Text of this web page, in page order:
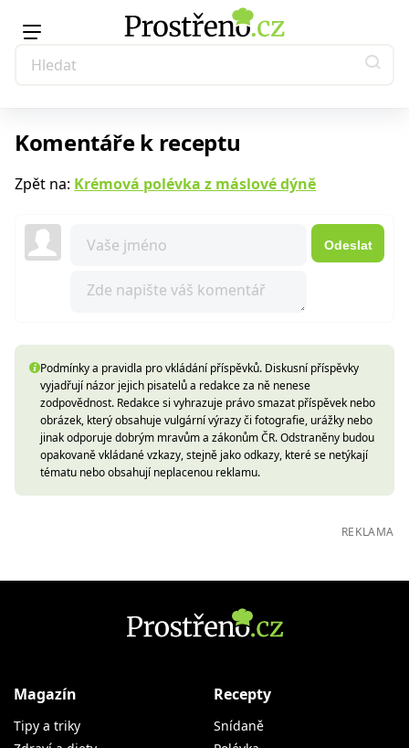
Komentáře k receptu
Zpět na: Krémová polévka z máslové dýně
Odeslat
Podmínky a pravidla pro vkládání příspěvků. Diskusní příspěvky
vyjadřují názor jejich pisatelů a redakce za ně nenese
zodpovědnost. Redakce si vyhrazuje právo smazat příspěvek nebo
obrázek, který obsahuje vulgární výrazy či fotografie, urážky nebo
jinak odporuje dobrým mravům a zákonům ČR. Odstraněny budou
opakovaně vkládané vzkazy, stejně jako odkazy, které se netýkají
tématu nebo obsahují neplacenou reklamu.
REKLAMA
Magazín
Tipy a triky
Recepty
Snídaně